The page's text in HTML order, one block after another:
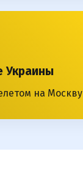
Украины
на Москву